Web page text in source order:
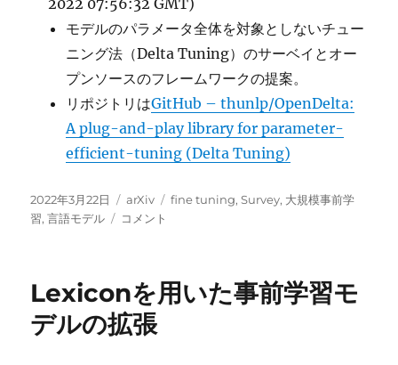
2022 07:56:32 GMT)
モデルのパラメータ全体を対象としないチュー
ニング法（Delta Tuning）のサーベイとオー
プンソースのフレームワークの提案。
リポジトリはGitHub – thunlp/OpenDelta:
A plug-and-play library for parameter-
efficient-tuning (Delta Tuning)
投
稿
2022年3月22日
カ
テ
arXiv
タ
fine tuning,Survey, 大規模事前学
習,言語モデル
Delta
学
習
モ
コメント
Lexiconを用いた事前学習モ
デルの拡張